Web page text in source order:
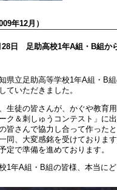
年12月）
28日 足助高校1年A組・B組か
県立足助高等学校1年A組・B
ていただきました。
生徒の皆さんが、かぐや教育
ク＆刺しゅうコンテスト」に
皆さんで協力し合って作った
同、大変感銘を受けておりま
定で準備を進めております。
1年A組・B組の皆様、本当に